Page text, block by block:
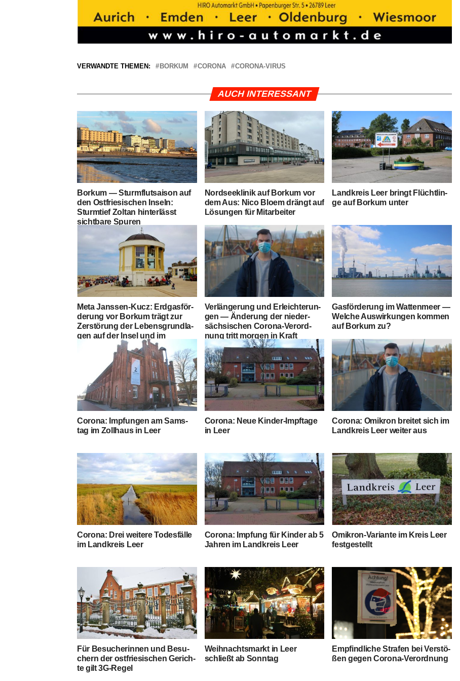
VERWANDTE THEMEN: BORKUM CORONA CORONA-VIRUS
AUCH INTERESSANT
Bor­kum — Sturm­flut­sai­son auf
den Ost­frie­si­schen Inseln:
Sturm­tief Zol­tan hin­ter­lässt
sicht­ba­re Spuren
Nord­see­kli­nik auf Bor­kum vor
dem Aus: Nico Blo­em drängt auf
Lösun­gen für Mitarbeiter
Land­kreis Leer bringt Flücht­lin­
ge auf Bor­kum unter
Meta Jans­sen-Kucz: Erd­gas­för­
de­rung vor Bor­kum trägt zur
Zer­stö­rung der Lebens­grund­la­
gen auf der Insel und im
Ver­län­ge­rung und Erleich­te­run­
gen — Ände­rung der nie­der­
säch­si­schen Coro­na-Ver­ord­
nung tritt mor­gen in Kraft
Gas­för­de­rung im Wat­ten­meer —
Wel­che Aus­wir­kun­gen kom­men
auf Bor­kum zu?
Coro­na: Imp­fun­gen am Sams­
tag im Zoll­haus in Leer
Coro­na: Neue Kin­der-Impf­ta­ge
in Leer
Coro­na: Omi­kron brei­tet sich im
Land­kreis Leer wei­ter aus
Coro­na: Drei wei­te­re Todes­fäl­le
im Land­kreis Leer
Coro­na: Imp­fung für Kin­der ab 5
Jah­ren im Land­kreis Leer
Omi­kron-Vari­an­te im Kreis Leer
festgestellt
Für Besu­che­rin­nen und Besu­
chern der ost­frie­si­schen Gerich­
te gilt 3G-Regel
Weih­nachts­markt in Leer
schließt ab Sonntag
Emp­find­li­che Stra­fen bei Ver­stö­
ßen gegen Corona-Verordnung